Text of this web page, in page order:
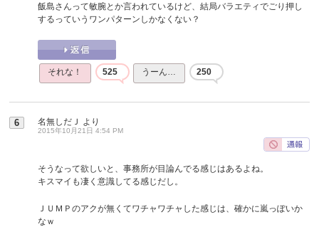
飯島さんって敏腕とか言われているけど、結局バラエティでごり押し
するっていうワンパターンしかなくない？
それな！ 525 うーん… 250
6 名無しだＪ より
2015年10月21日 4:54 PM
そうなって欲しいと、事務所が目論んでる感じはあるよね。
キスマイも凄く意識してる感じだし。
ＪＵＭＰのアクが無くてワチャワチャした感じは、確かに嵐っぽいか
なｗ